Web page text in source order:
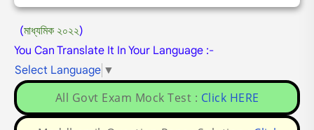
(মাধ্যমিক ২০২২)
You Can Translate It In Your Language :-
Select Language ▼
All Govt Exam Mock Test : Click HERE